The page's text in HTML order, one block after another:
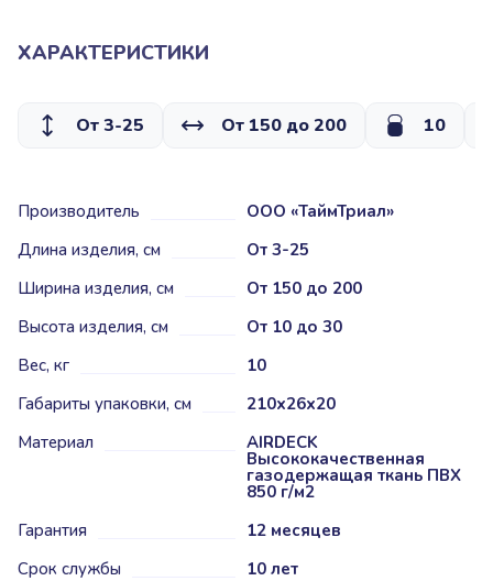
ХАРАКТЕРИСТИКИ
От 3-25 От 150 до 200 10
Производитель
ООО «ТаймТриал»
Длина изделия, см
От 3-25
Ширина изделия, см
От 150 до 200
Высота изделия, см
От 10 до 30
Вес, кг
10
Габариты упаковки, см
210х26х20
Материал
AIRDECK
Высококачественная
газодержащая ткань ПВХ
850 г/м2
Гарантия
12 месяцев
Срок службы
10 лет